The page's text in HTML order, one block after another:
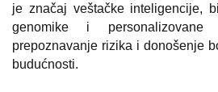
je značaj veštačke inteligencije,
genomike i
prepoznavanje rizika i donošenje
budućnosti.